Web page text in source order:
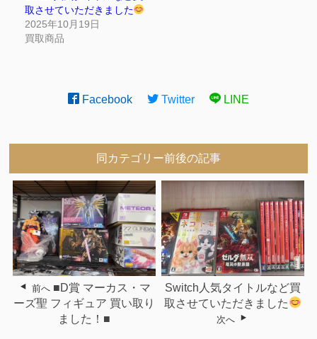
取させていただきました
2025年10月19日
買取商品
Facebook Twitter LINE
同カテゴリー前後の記事
前へ ■D賞 マーカス・マ
ーズ聖 フィギュア 買い取り
ました！■
Switch人気タイトルなど買
取させていただきました
次へ